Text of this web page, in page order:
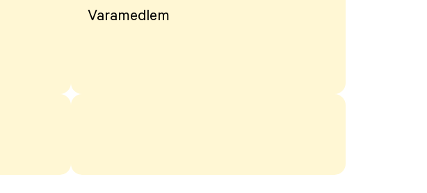
Varamedlem